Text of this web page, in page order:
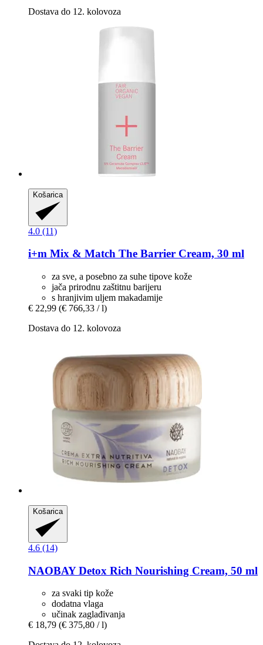
Dostava do 12. kolovoza
Košarica
4.0 (11)
i+m Mix & Match The Barrier Cream, 30 ml
za sve, a posebno za suhe tipove kože
jača prirodnu zaštitnu barijeru
s hranjivim uljem makadamije
€ 22,99 (€ 766,33 / l)
Dostava do 12. kolovoza
Košarica
4.6 (14)
NAOBAYDetox Rich Nourishing Cream, 50 ml
za svaki tip kože
dodatna vlaga
učinak zaglađivanja
€ 18,79 (€ 375,80 / l)